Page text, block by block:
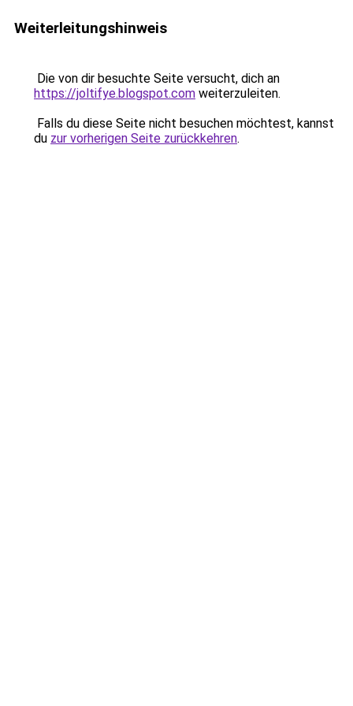
Weiterleitungshinweis
Die von dir besuchte Seite versucht, dich an
https://joltifye.blogspot.com weiterzuleiten.
Falls du diese Seite nicht besuchen möchtest, kannst
du zur vorherigen Seite zurückkehren.